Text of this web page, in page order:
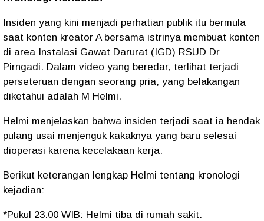
Insiden yang kini menjadi perhatian publik itu bermula
saat konten kreator A bersama istrinya membuat konten
di area Instalasi Gawat Darurat (IGD) RSUD Dr
Pirngadi. Dalam video yang beredar, terlihat terjadi
perseteruan dengan seorang pria, yang belakangan
diketahui adalah M Helmi.
Helmi menjelaskan bahwa insiden terjadi saat ia hendak
pulang usai menjenguk kakaknya yang baru selesai
dioperasi karena kecelakaan kerja.
Berikut keterangan lengkap Helmi tentang kronologi
kejadian:
*Pukul 23.00 WIB: Helmi tiba di rumah sakit.